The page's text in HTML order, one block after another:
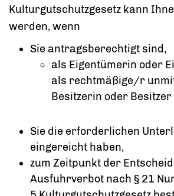
Kulturgutschutzgesetz kann
werden, wenn
Sie antragsberechtigt sind,
als Eigentümerin oder
als rechtmäßige/r
Besitzerin oder
Sie die erforderlichen
eingereicht haben,
zum Zeitpunkt der
Ausfuhrverbot nach § 21